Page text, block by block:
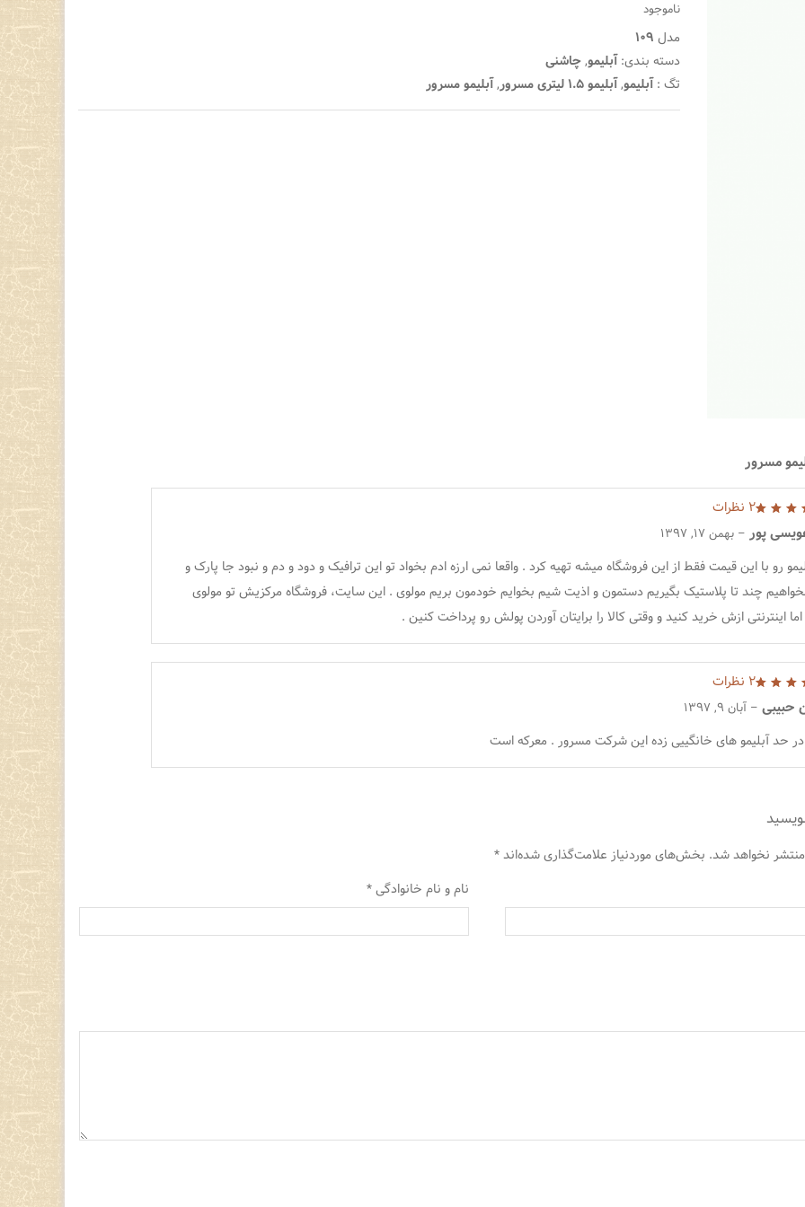
رتبه
بندی
توسط
مشتری
ناموجود
مدل 109
دسته بندی:آبلیمو,چاشنی
تگ :آبلیمو,آبلیمو 1.5 لیتری مسرور ,آبلیمو مسرور
مسرور
5
2 نظرات
پور – بهمن 17, 1397
رو با این قیمت فقط از این فروشگاه میشه تهیه کرد . واقعا نمی ارزه ادم بخواد تو این ترافیک و دود و دم و نبود جا پارک و
چند تا پلاستیک بگیریم دستمون و اذیت شیم بخوایم خودمون بریم مولوی . این سایت، فروشگاه مرکزیش تو مولوی
اینترنتی ازش خرید کنید و وقتی کالا را برایتان آوردن پولش رو پرداخت کنین .
2 نظرات
– آبان 9, 1397
در حد آبلیمو های خانگییی زده این شرکت مسرور . معرکه است
نخواهد شد. بخش‌های موردنیاز علامت‌گذاری شده‌اند*
نام و نام خانوادگی*